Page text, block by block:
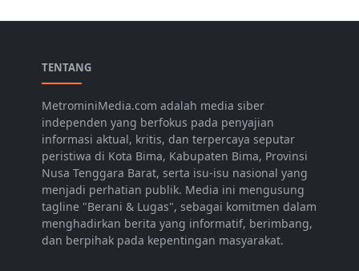
TENTANG
MetrominiMedia.com adalah media siber
independen yang berfokus pada penyajian
informasi aktual, kritis, dan terpercaya seputar
peristiwa di Kota Bima, Kabupaten Bima, Provinsi
Nusa Tenggara Barat, serta isu-isu nasional yang
menjadi perhatian publik. Media ini mengusung
tagline "Berani & Lugas", sebagai komitmen dalam
menghadirkan berita yang informatif, berimbang,
dan berpihak pada kepentingan masyarakat.